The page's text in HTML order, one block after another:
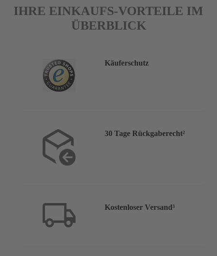
IHRE EINKAUFS-VORTEILE IM
ÜBERBLICK
Käuferschutz
30 Tage Rückgaberecht²
Kostenloser Versand³